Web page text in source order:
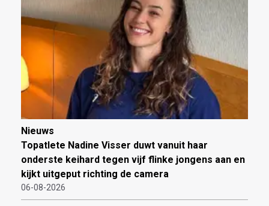
Nieuws
Topatlete Nadine Visser duwt vanuit haar
onderste keihard tegen vijf flinke jongens aan en
kijkt uitgeput richting de camera
06-08-2026